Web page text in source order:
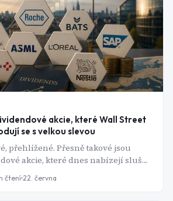
akcie, které Wall Street
se s velkou slevou
přehlížené. Přesně takové jsou
akcie, které dnes nabízejí slušný
čtení 22. června